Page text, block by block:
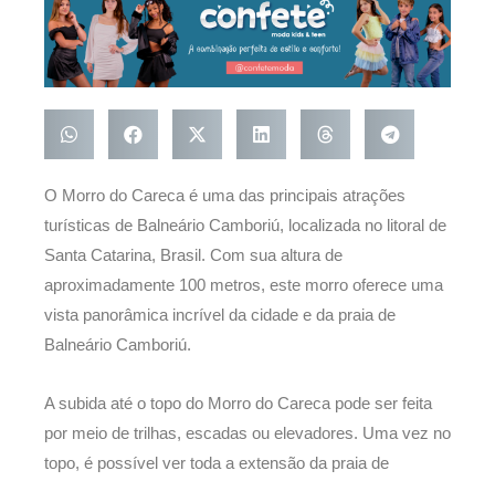
O Morro do Careca é uma das principais atrações
turísticas de Balneário Camboriú, localizada no litoral de
Santa Catarina, Brasil. Com sua altura de
aproximadamente 100 metros, este morro oferece uma
vista panorâmica incrível da cidade e da praia de
Balneário Camboriú.
A subida até o topo do Morro do Careca pode ser feita
por meio de trilhas, escadas ou elevadores. Uma vez no
topo, é possível ver toda a extensão da praia de